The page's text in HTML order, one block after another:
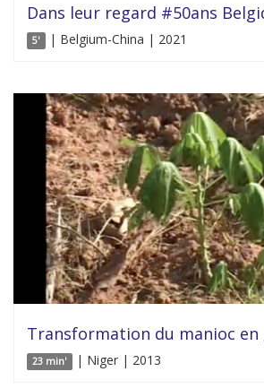
Dans leur regard #50ans
5' | Belgium-China | 2021
Transformation du manioc en
23 min' | Niger | 2013